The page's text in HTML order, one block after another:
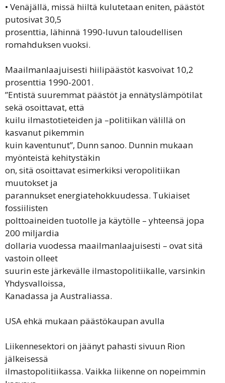
• Venäjällä, missä hiiltä kulutetaan eniten, päästöt
putosivat 30,5
prosenttia, lähinnä 1990-luvun taloudellisen
romahduksen vuoksi.
Maailmanlaajuisesti hiilipäästöt kasvoivat 10,2
prosenttia 1990-2001.
”Entistä suuremmat päästöt ja ennätyslämpötilat
sekä osoittavat, että
kuilu ilmastotieteiden ja –politiikan välillä on
kasvanut pikemmin
kuin kaventunut”, Dunn sanoo. Dunnin mukaan
myönteistä kehitystäkin
on, sitä osoittavat esimerkiksi veropolitiikan
muutokset ja
parannukset energiatehokkuudessa. Tukiaiset
fossiilisten
polttoaineiden tuotolle ja käytölle – yhteensä jopa
200 miljardia
dollaria vuodessa maailmanlaajuisesti – ovat sitä
vastoin olleet
suurin este järkevälle ilmastopolitiikalle, varsinkin
Yhdysvalloissa,
Kanadassa ja Australiassa.
USA ehkä mukaan päästökaupan avulla
Liikennesektori on jäänyt pahasti sivuun Rion
jälkeisessä
ilmastopolitiikassa. Vaikka liikenne on nopeimmin